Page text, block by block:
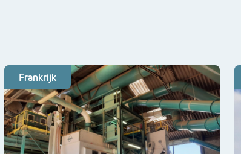
Frankrijk